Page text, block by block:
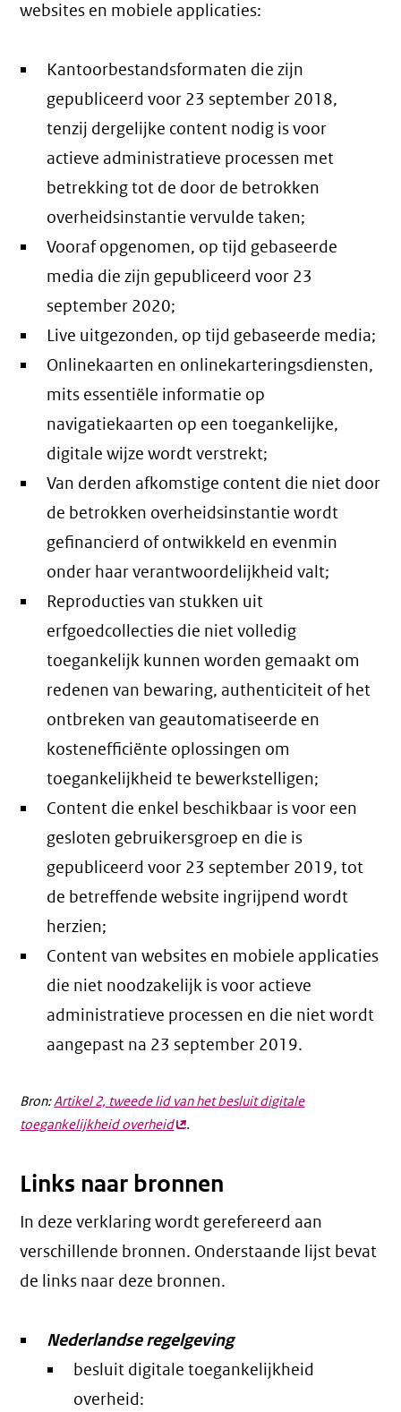
websites en mobiele applicaties:
Kantoorbestandsformaten die zijn
gepubliceerd voor 23 september 2018,
tenzij dergelijke content nodig is voor
actieve administratieve processen met
betrekking tot de door de betrokken
overheidsinstantie vervulde taken;
Vooraf opgenomen, op tijd gebaseerde
media die zijn gepubliceerd voor 23
september 2020;
Live uitgezonden, op tijd gebaseerde media;
Onlinekaarten en onlinekarteringsdiensten,
mits essentiële informatie op
navigatiekaarten op een toegankelijke,
digitale wijze wordt verstrekt;
Van derden afkomstige content die niet door
de betrokken overheidsinstantie wordt
gefinancierd of ontwikkeld en evenmin
onder haar verantwoordelijkheid valt;
Reproducties van stukken uit
erfgoedcollecties die niet volledig
toegankelijk kunnen worden gemaakt om
redenen van bewaring, authenticiteit of het
ontbreken van geautomatiseerde en
kostenefficiënte oplossingen om
toegankelijkheid te bewerkstelligen;
Content die enkel beschikbaar is voor een
gesloten gebruikersgroep en die is
gepubliceerd voor 23 september 2019, tot
de betreffende website ingrijpend wordt
herzien;
Content van websites en mobiele applicaties
die niet noodzakelijk is voor actieve
administratieve processen en die niet wordt
aangepast na 23 september 2019.
Bron:Artikel 2, tweede lid van het besluit digitale
toegankelijkheid overheid(externe
.
Links naar bronnen
In deze verklaring wordt gerefereerd aan
verschillende bronnen. Onderstaande lijst bevat
de links naar deze bronnen.
Nederlandse regelgeving
besluit digitale toegankelijkheid
overheid: